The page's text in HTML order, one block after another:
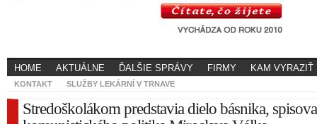
HOME AKTUÁLNE ĎALŠIE SPRÁVY FIRMY KAM VYRAZIŤ
KONTAKT SLUŽBY LEKÁRNÍ V TRNAVE
Stredoškolákom predstavia dielo básnika,